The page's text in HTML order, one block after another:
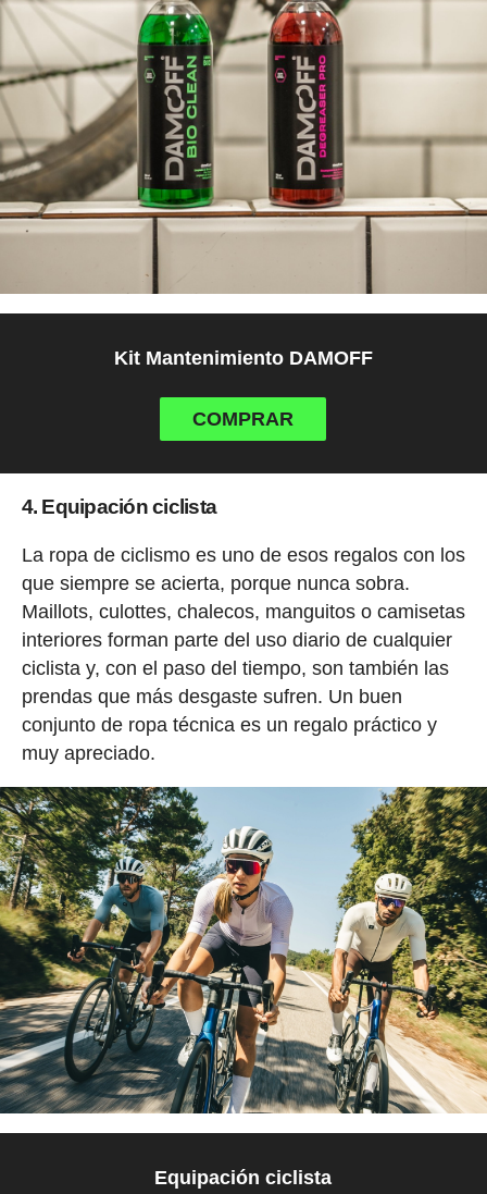
Kit Mantenimiento DAMOFF
COMPRAR
4. Equipación ciclista
La ropa de ciclismo es uno de esos regalos con los
que siempre se acierta, porque nunca sobra.
Maillots, culottes, chalecos, manguitos o camisetas
interiores forman parte del uso diario de cualquier
ciclista y, con el paso del tiempo, son también las
prendas que más desgaste sufren. Un buen
conjunto de ropa técnica es un regalo práctico y
muy apreciado.
Equipación ciclista